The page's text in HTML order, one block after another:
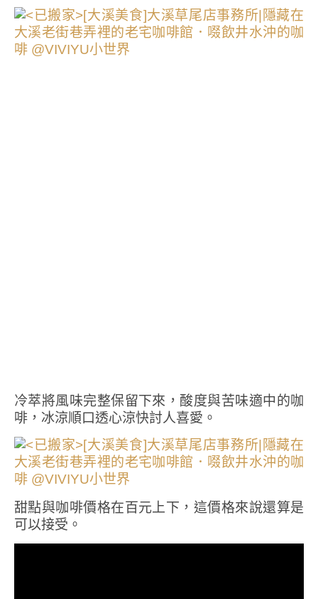
冷萃將風味完整保留下來，酸度與苦味適中的咖
啡，冰涼順口透心涼快討人喜愛。
甜點與咖啡價格在百元上下，這價格來說還算是
可以接受。